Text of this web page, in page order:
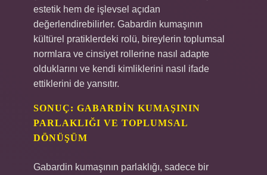
estetik hem de işlevsel açıdan
değerlendirebilirler. Gabardin kumaşının
kültürel pratiklerdeki rolü, bireylerin toplumsal
normlara ve cinsiyet rollerine nasıl adapte
olduklarını ve kendi kimliklerini nasıl ifade
ettiklerini de yansıtır.
SONUÇ: GABARDIN KUMAŞININ
PARLAKLIĞI VE TOPLUMSAL
DÖNÜŞÜM
Gabardin kumaşının parlaklığı, sadece bir